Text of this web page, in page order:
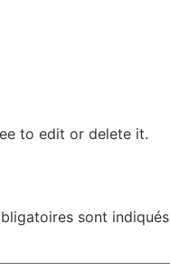
to edit or delete it.
sont